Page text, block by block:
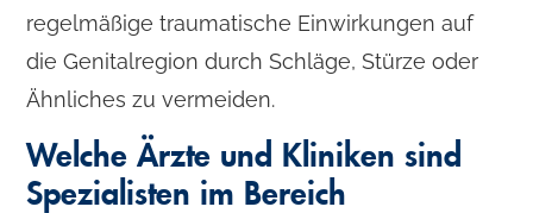
regelmäßige traumatische Einwirkungen auf
die Genitalregion durch Schläge, Stürze oder
Ähnliches zu vermeiden.
Welche Ärzte und Kliniken sind
Spezialisten im Bereich